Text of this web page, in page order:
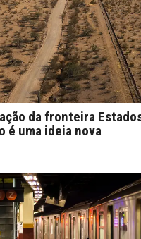
da fronteira
é uma ideia nova